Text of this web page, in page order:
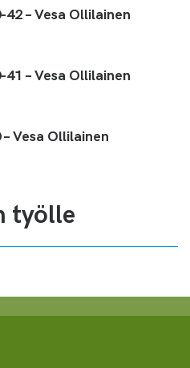
– Vesa Ollilainen
– Vesa Ollilainen
Vesa Ollilainen
työlle